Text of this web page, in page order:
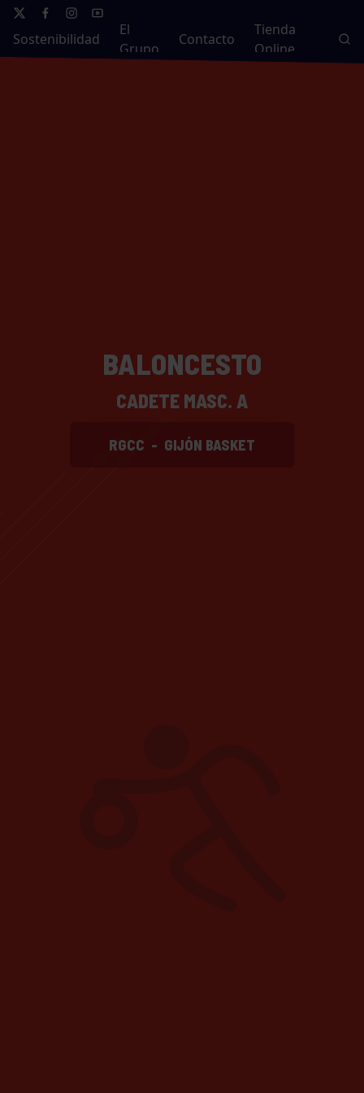
Sostenibilidad
El
Grupo
Contacto
Tienda
Online
BALONCESTO
CADETE MASC. A
RGCC - GIJÓN BASKET